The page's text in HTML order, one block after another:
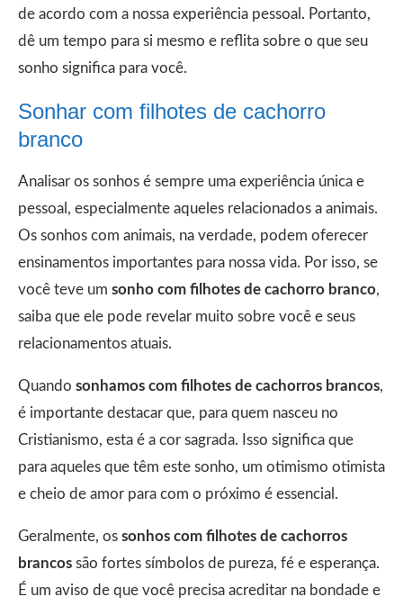
de acordo com a nossa experiência pessoal. Portanto,
dê um tempo para si mesmo e reflita sobre o que seu
sonho significa para você.
Sonhar com filhotes de cachorro
branco
Analisar os sonhos é sempre uma experiência única e
pessoal, especialmente aqueles relacionados a animais.
Os sonhos com animais, na verdade, podem oferecer
ensinamentos importantes para nossa vida. Por isso, se
você teve um sonho com filhotes de cachorro branco,
saiba que ele pode revelar muito sobre você e seus
relacionamentos atuais.
Quando sonhamos com filhotes de cachorros brancos,
é importante destacar que, para quem nasceu no
Cristianismo, esta é a cor sagrada. Isso significa que
para aqueles que têm este sonho, um otimismo otimista
e cheio de amor para com o próximo é essencial.
Geralmente, os sonhos com filhotes de cachorros
brancos são fortes símbolos de pureza, fé e esperança.
É um aviso de que você precisa acreditar na bondade e